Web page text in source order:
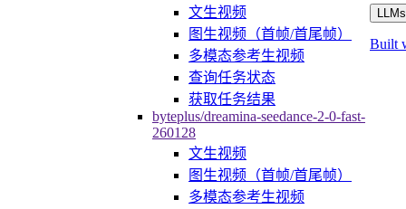
文生视频
图生视频（首帧/首尾帧）
多模态参考生视频
查询任务状态
获取任务结果
byteplus/dreamina-seedance-2-0-fast-
260128
文生视频
图生视频（首帧/首尾帧）
多模态参考生视频
Built